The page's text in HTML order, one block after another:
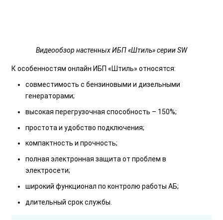
Видеообзор настенных ИБП «Штиль» серии SW
К особенностям онлайн ИБП «Штиль» относятся:
совместимость с бензиновыми и дизельными
генераторами;
высокая перегрузочная способность – 150%;
простота и удобство подключения;
компактность и прочность;
полная электронная защита от проблем в
электросети;
широкий функционал по контролю работы АБ;
длительный срок службы.